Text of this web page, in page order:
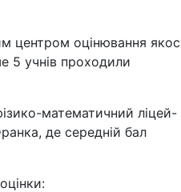
центром оцінювання
5 учнів проходили
математичний ліцей-
де середній бал